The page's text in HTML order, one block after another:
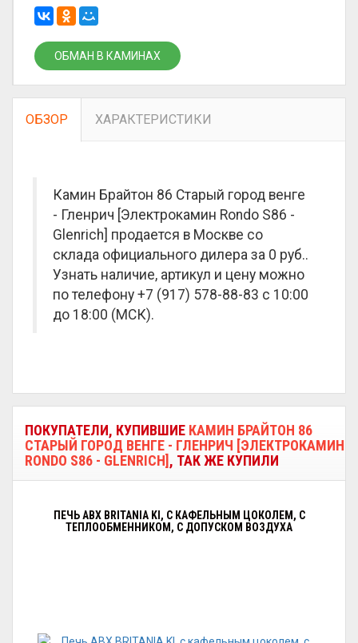
ОБМАН В КАМИНАХ
ОБЗОР ХАРАКТЕРИСТИКИ
Камин Брайтон 86 Старый город венге
- Гленрич [Электрокамин Rondo S86 -
Glenrich] продается в Москве со
склада официального дилера за 0 руб..
Узнать наличие, артикул и цену можно
по телефону +7 (917) 578-88-83 с 10:00
до 18:00 (МСК).
ПОКУПАТЕЛИ, КУПИВШИЕ КАМИН БРАЙТОН 86
СТАРЫЙ ГОРОД ВЕНГЕ - ГЛЕНРИЧ [ЭЛЕКТРОКАМИН
RONDO S86 - GLENRICH] , ТАК ЖЕ КУПИЛИ
ПЕЧЬ ABX BRITANIA KI, С КАФЕЛЬНЫМ ЦОКОЛЕМ, С
ТЕПЛООБМЕННИКОМ, С ДОПУСКОМ ВОЗДУХА